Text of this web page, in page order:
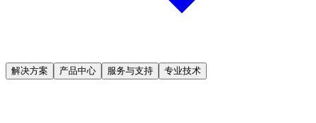
解决方案 产品中心 服务与支持 专业技术